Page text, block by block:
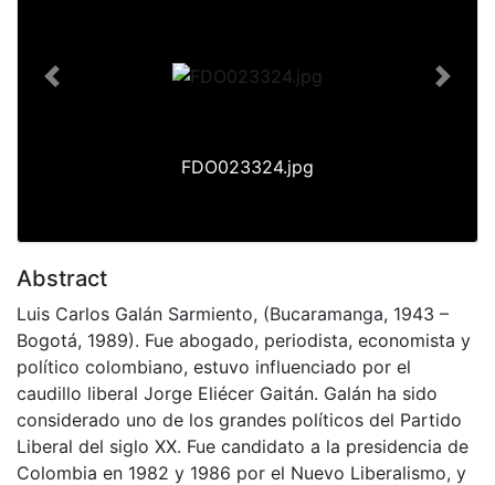
FDO023324.jpg
Previous Next
Abstract
Luis Carlos Galán Sarmiento, (Bucaramanga, 1943 –
Bogotá, 1989). Fue abogado, periodista, economista y
político colombiano, estuvo influenciado por el
caudillo liberal Jorge Eliécer Gaitán. Galán ha sido
considerado uno de los grandes políticos del Partido
Liberal del siglo XX. Fue candidato a la presidencia de
Colombia en 1982 y 1986 por el Nuevo Liberalismo, y